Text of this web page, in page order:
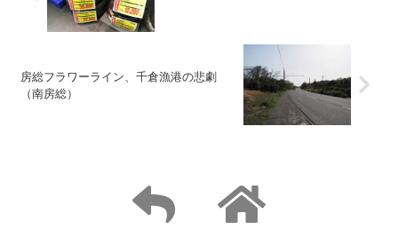
房総フラワーライン、千倉漁港の悲劇
（南房総）